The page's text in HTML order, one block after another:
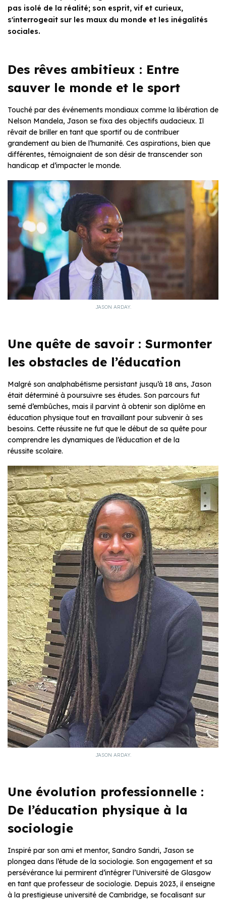
pas isolé de la réalité; son esprit, vif et curieux,
s'interrogeait sur les maux du monde et les inégalités
sociales.
Des rêves ambitieux : Entre
sauver le monde et le sport
Touché par des événements mondiaux comme la libération de
Nelson Mandela, Jason se fixa des objectifs audacieux. Il
rêvait de briller en tant que sportif ou de contribuer
grandement au bien de l’humanité. Ces aspirations, bien que
différentes, témoignaient de son désir de transcender son
handicap et d’impacter le monde.
JASON ARDAY.
Une quête de savoir : Surmonter
les obstacles de l’éducation
Malgré son analphabétisme persistant jusqu’à 18 ans, Jason
était déterminé à poursuivre ses études. Son parcours fut
semé d’embûches, mais il parvint à obtenir son diplôme en
éducation physique tout en travaillant pour subvenir à ses
besoins. Cette réussite ne fut que le début de sa quête pour
comprendre les dynamiques de l’éducation et de la
réussite scolaire.
JASON ARDAY.
Une évolution professionnelle :
De l’éducation physique à la
sociologie
Inspiré par son ami et mentor, Sandro Sandri, Jason se
plongea dans l’étude de la sociologie. Son engagement et sa
persévérance lui permirent d’intégrer l’Université de Glasgow
en tant que professeur de sociologie. Depuis 2023, il enseigne
à la prestigieuse université de Cambridge, se focalisant sur